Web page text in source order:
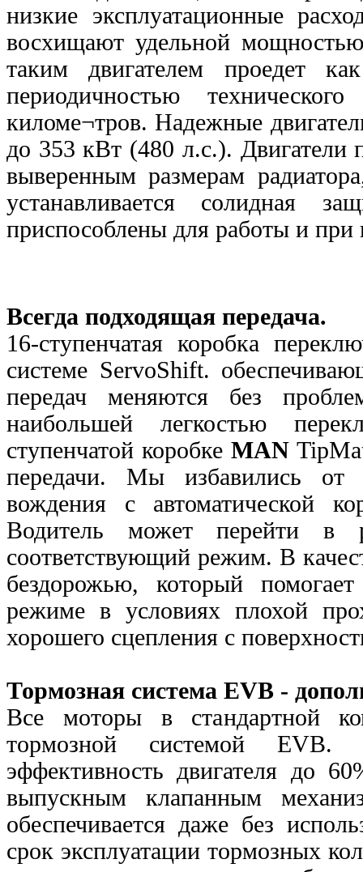
низкие эксплуатационные
восхищают удельной
таким двигателем проедет
периодичностью
киломе¬тров. Надежные
до 353 кВт (480 л.с.). Двигатели
выверенным размерам
устанавливается солидная
приспособлены для работы и при
Всегда подходящая передача.
16-ступенчатая коробка
системе ServoShift.
передач меняются без
наибольшей легкостью
ступенчатой коробке MAN
передачи. Мы избавились от
вождения с автоматической
Водитель может перейти в
соответствующий режим. В
бездорожью, который
режиме в условиях плохой
хорошего сцепления с
Тормозная система EVB -
Все моторы в стандартной
тормозной системой EVB.
эффективность двигателя до
выпускным клапанным
обеспечивается даже без
срок эксплуатации тормозных